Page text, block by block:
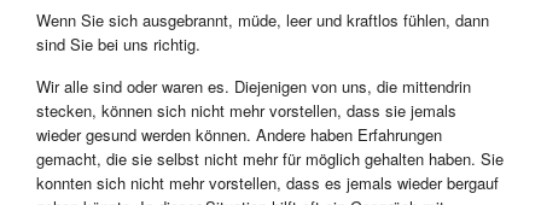
Wenn Sie sich ausgebrannt, müde, leer und kraftlos fühlen, dann
sind Sie bei uns richtig.
Wir alle sind oder waren es. Diejenigen von uns, die mittendrin
stecken, können sich nicht mehr vorstellen, dass sie jemals
wieder gesund werden können. Andere haben Erfahrungen
gemacht, die sie selbst nicht mehr für möglich gehalten haben. Sie
konnten sich nicht mehr vorstellen, dass es jemals wieder bergauf